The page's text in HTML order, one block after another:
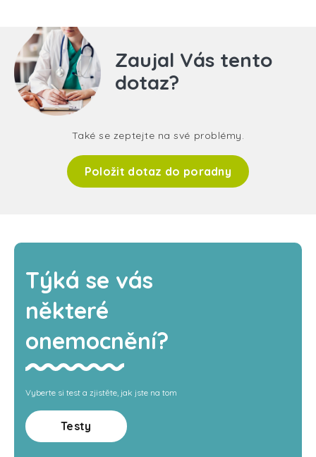
Zaujal Vás tento
dotaz?
Také se zeptejte na své problémy.
Položit dotaz do poradny
Týká se vás
některé
onemocnění?
Vyberte si test a zjistěte, jak jste na tom
Testy